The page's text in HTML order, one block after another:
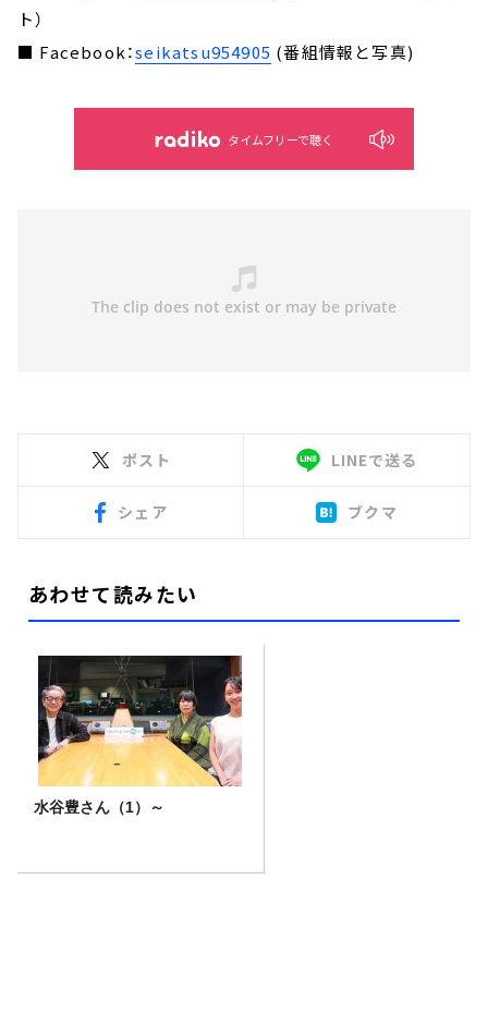
ト）
■ Facebook：seikatsu954905 (番組情報と写真)
タイムフリーで聴く
ポスト LINEで送る
シェア ブクマ
あわせて読みたい
水谷豊さん（1）～